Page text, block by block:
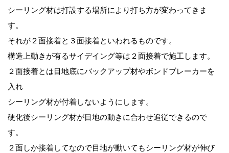
シーリング材は打設する場所により打ち方が変わってきま
す。
それが２面接着と３面接着といわれるものです。
構造上動きが有るサイデイング等は２面接着で施工します。
２面接着とは目地底にバックアップ材やボンドブレーカーを
入れ
シーリング材が付着しないようにします。
硬化後シーリング材が目地の動きに合わせ追従できるので
す。
２面しか接着してなので目地が動いてもシーリング材が伸び